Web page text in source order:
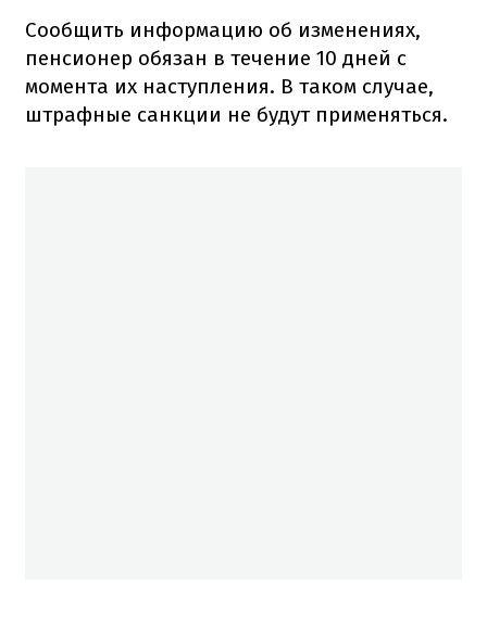
Сообщить информацию об изменениях,
пенсионер обязан в течение 10 дней с
момента их наступления. В таком случае,
штрафные санкции не будут применяться.